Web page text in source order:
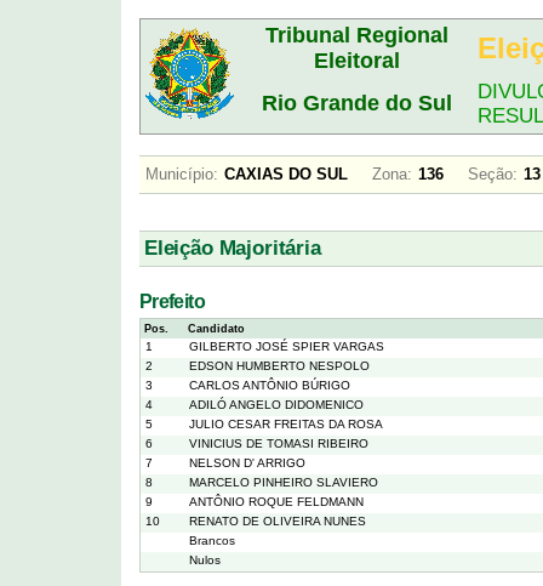
Tribunal Regional
Eleitoral
Rio Grande do Sul
Município: CAXIAS DO SUL Zona: 136 Seção:
Eleição Majoritária
Prefeito
Pos. Candidato
1
GILBERTO JOSÉ SPIER VARGAS
2
EDSON HUMBERTO NESPOLO
3
CARLOS ANTÔNIO BÚRIGO
4
ADILÓ ANGELO DIDOMENICO
5
JULIO CESAR FREITAS DA ROSA
6
VINICIUS DE TOMASI RIBEIRO
7
NELSON D' ARRIGO
8
MARCELO PINHEIRO SLAVIERO
9
ANTÔNIO ROQUE FELDMANN
10
RENATO DE OLIVEIRA NUNES
Brancos
Nulos